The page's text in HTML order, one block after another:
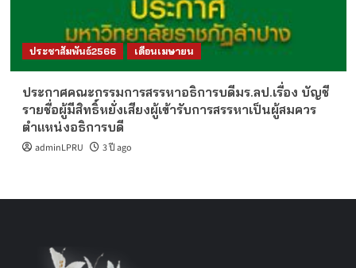
ประชาสัมพันธ์2566 เดือนเมษายน
ประกาศคณะกรรมการสรรหาอธิการบดีมร.ลป.เรื่อง บัญชี
รายชื่อผู้มีสิทธิ์หยั่งเสียงผู้เข้ารับการสรรหาเป็นผู้สมควร
ตำแหน่งอธิการบดี
adminLPRU 3 ปี ago